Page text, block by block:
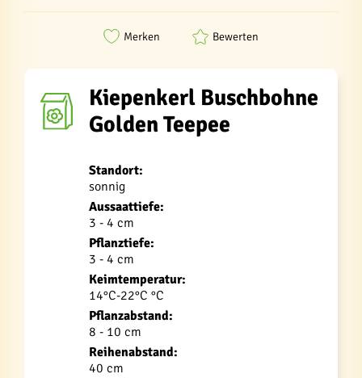
Merken Bewerten
Kiepenkerl Buschbohne
Golden Teepee
Standort:
sonnig
Aussaattiefe:
3 - 4 cm
Pflanztiefe:
3 - 4 cm
Keimtemperatur:
14°C-22°C °C
Pflanzabstand:
8 - 10 cm
Reihenabstand:
40 cm